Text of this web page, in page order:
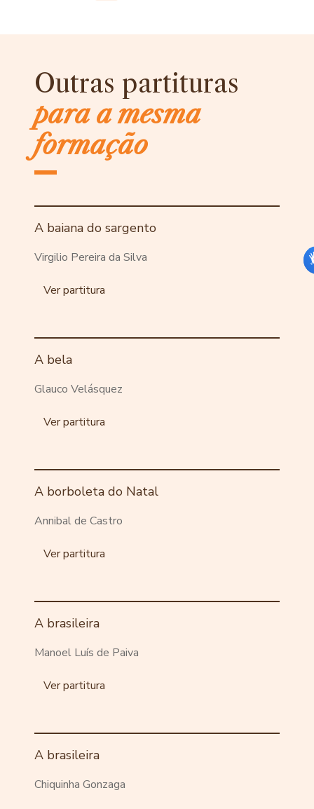
Outras partituras
para a mesma
formação
A baiana do sargento
Virgilio Pereira da Silva
Ver partitura
A bela
Glauco Velásquez
Ver partitura
A borboleta do Natal
Annibal de Castro
Ver partitura
A brasileira
Manoel Luís de Paiva
Ver partitura
A brasileira
Chiquinha Gonzaga